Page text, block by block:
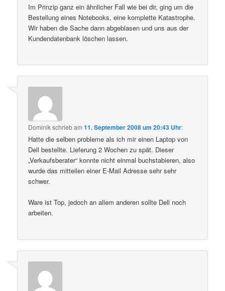
Im Prinzip ganz ein ähnlicher Fall wie bei dir, ging um die
Bestellung eines Notebooks, eine komplette Katastrophe.
Wir haben die Sache dann abgeblasen und uns aus der
Kundendatenbank löschen lassen.
Dominikschriebam11. September 2008 um 20:43 Uhr:
Hatte die selben probleme als ich mir einen Laptop von
Dell bestellte. Lieferung 2 Wochen zu spät. Dieser
„Verkaufsberater“ konnte nicht einmal buchstabieren, also
wurde das mitteilen einer E-Mail Adresse sehr sehr
schwer.
Ware ist Top, jedoch an allem anderen sollte Dell noch
arbeiten.